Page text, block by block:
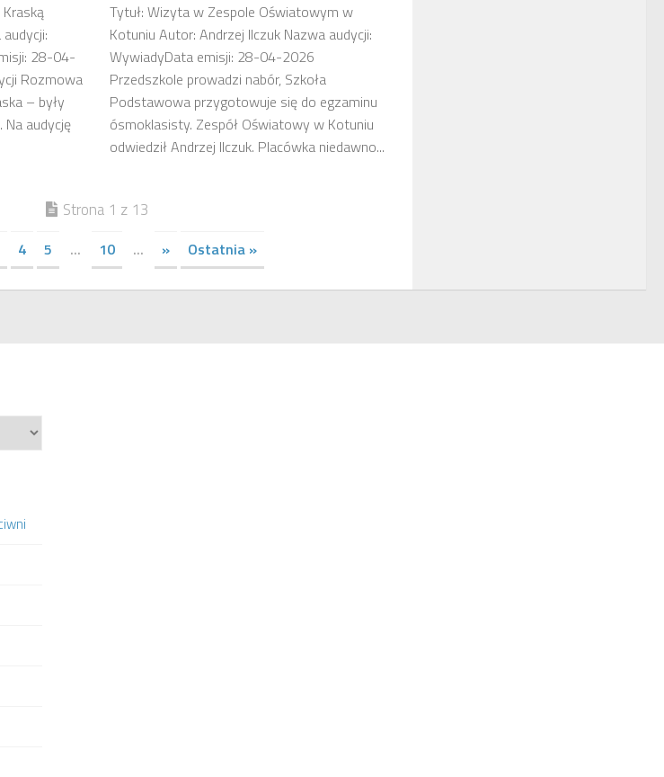
28-04-
Rozmowa
– były
audycję
Tytuł: Wizyta w Zespole Oświatowym w
Kotuniu Autor: Andrzej Ilczuk Nazwa audycji:
WywiadyData emisji: 28-04-2026
Przedszkole prowadzi nabór, Szkoła
Podstawowa przygotowuje się do egzaminu
ósmoklasisty. Zespół Oświatowy w Kotuniu
odwiedził Andrzej Ilczuk. Placówka niedawno...
Strona 1 z 13
4 5 ... 10 ... » Ostatnia »